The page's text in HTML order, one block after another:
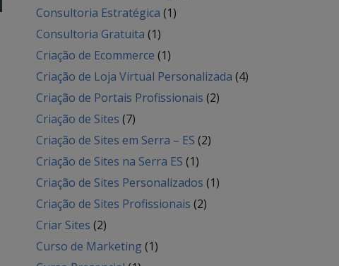
Consultoria Estratégica (1)
Consultoria Gratuita (1)
Criação de Ecommerce (1)
Criação de Loja Virtual Personalizada (4)
Criação de Portais Profissionais (2)
Criação de Sites (7)
Criação de Sites em Serra – ES (2)
Criação de Sites na Serra ES (1)
Criação de Sites Personalizados (1)
Criação de Sites Profissionais (2)
Criar Sites (2)
Curso de Marketing (1)